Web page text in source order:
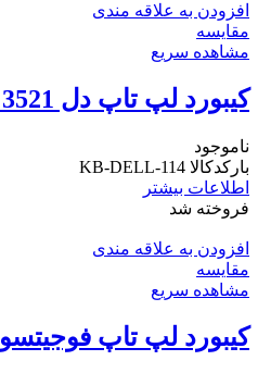
افزودن به علاقه مندی
مقایسه
مشاهده سریع
کیبورد لپ تاپ دل Inspiron 3521
ناموجود
بارکدکالا KB-DELL-114
اطلاعات بیشتر
فروخته شد
افزودن به علاقه مندی
مقایسه
مشاهده سریع
کیبورد لپ تاپ فوجیتسو Lifebook AH531